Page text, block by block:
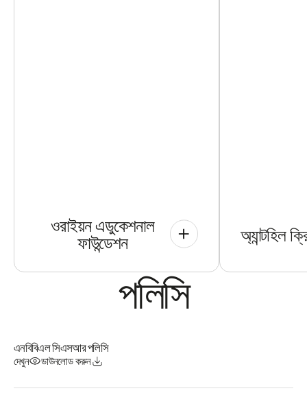
ওরাইয়ন এডুকেশনাল
ফাউন্ডেশন অ্যান্টহিল
পলিসি
এনবিবিএল সিএসআর পলিসি
দেখুন ডাউনলোড করুন